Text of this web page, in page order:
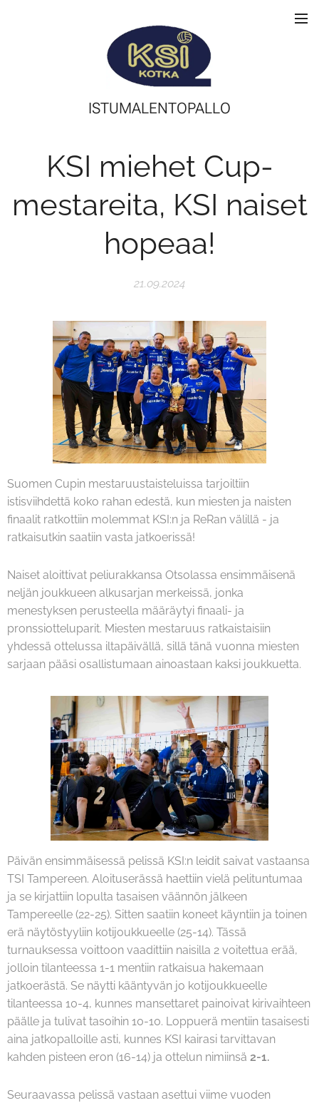
ISTUMALENTOPALLO
KSI miehet Cup-
mestareita, KSI naiset
hopeaa!
21.09.2024
Suomen Cupin mestaruustaisteluissa tarjoiltiin
istisviihdettä koko rahan edestä, kun miesten ja naisten
finaalit ratkottiin molemmat KSI:n ja ReRan välillä - ja
ratkaisutkin saatiin vasta jatkoerissä!
Naiset aloittivat peliurakkansa Otsolassa ensimmäisenä
neljän joukkueen alkusarjan merkeissä, jonka
menestyksen perusteella määräytyi finaali- ja
pronssiotteluparit. Miesten mestaruus ratkaistaisiin
yhdessä ottelussa iltapäivällä, sillä tänä vuonna miesten
sarjaan pääsi osallistumaan ainoastaan kaksi joukkuetta.
Päivän ensimmäisessä pelissä KSI:n leidit saivat vastaansa
TSI Tampereen. Aloituserässä haettiin vielä pelituntumaa
ja se kirjattiin lopulta tasaisen väännön jälkeen
Tampereelle (22-25). Sitten saatiin koneet käyntiin ja toinen
erä näytöstyyliin kotijoukkueelle (25-14). Tässä
turnauksessa voittoon vaadittiin naisilla 2 voitettua erää,
jolloin tilanteessa 1-1 mentiin ratkaisua hakemaan
jatkoerästä. Se näytti kääntyvän jo kotijoukkueelle
tilanteessa 10-4, kunnes mansettaret painoivat kirivaihteen
päälle ja tulivat tasoihin 10-10. Loppuerä mentiin tasaisesti
aina jatkopalloille asti, kunnes KSI kairasi tarvittavan
kahden pisteen eron (16-14) ja ottelun nimiinsä 2-1.
Seuraavassa pelissä vastaan asettui viime vuoden